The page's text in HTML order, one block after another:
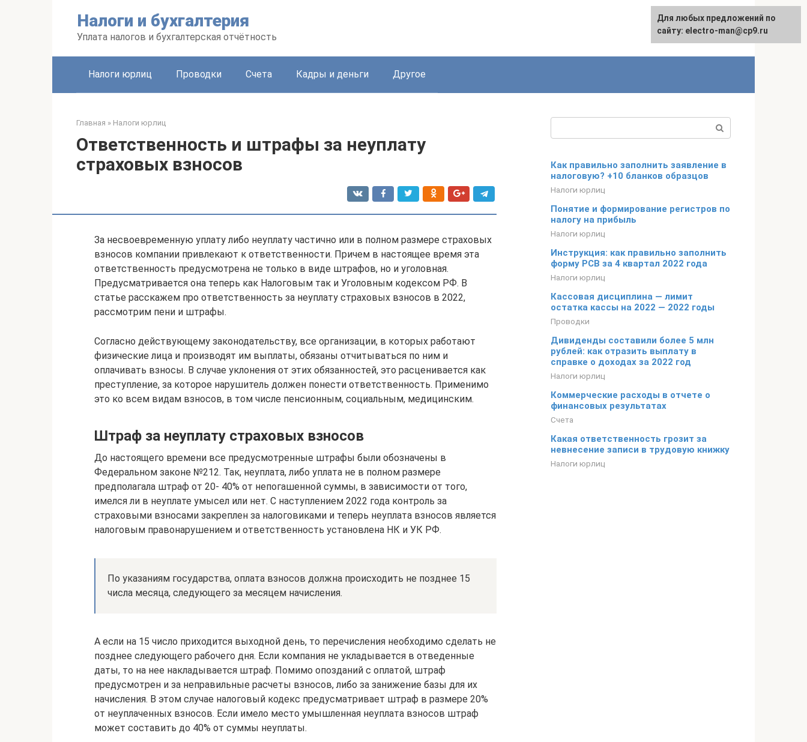
Налоги и бухгалтерия
Уплата налогов и бухгалтерская отчётность
Налоги юрлиц Проводки Счета Кадры и деньги Другое
Главная » Налоги юрлиц
Ответственность и штрафы за неуплату
страховых взносов
За несвоевременную уплату либо неуплату частично или в полном размере страховых
взносов компании привлекают к ответственности. Причем в настоящее время эта
ответственность предусмотрена не только в виде штрафов, но и уголовная.
Предусматривается она теперь как Налоговым так и Уголовным кодексом РФ. В
статье расскажем про ответственность за неуплату страховых взносов в 2022,
рассмотрим пени и штрафы.
Согласно действующему законодательству, все организации, в которых работают
физические лица и производят им выплаты, обязаны отчитываться по ним и
оплачивать взносы. В случае уклонения от этих обязанностей, это расценивается как
преступление, за которое нарушитель должен понести ответственность. Применимо
это ко всем видам взносов, в том числе пенсионным, социальным, медицинским.
Штраф за неуплату страховых взносов
До настоящего времени все предусмотренные штрафы были обозначены в
Федеральном законе №212. Так, неуплата, либо уплата не в полном размере
предполагала штраф от 20- 40% от непогашенной суммы, в зависимости от того,
имелся ли в неуплате умысел или нет. С наступлением 2022 года контроль за
страховыми взносами закреплен за налоговиками и теперь неуплата взносов является
налоговым правонарушением и ответственность установлена НК и УК РФ.
По указаниям государства, оплата взносов должна происходить не позднее 15
числа месяца, следующего за месяцем начисления.
А если на 15 число приходится выходной день, то перечисления необходимо сделать не
позднее следующего рабочего дня. Если компания не укладывается в отведенные
даты, то на нее накладывается штраф. Помимо опозданий с оплатой, штраф
предусмотрен и за неправильные расчеты взносов, либо за занижение базы для их
начисления. В этом случае налоговый кодекс предусматривает штраф в размере 20%
от неуплаченных взносов. Если имело место умышленная неуплата взносов штраф
может составить до 40% от суммы неуплаты.
Как правильно заполнить заявление в
налоговую? +10 бланков образцов
Налоги юрлиц
Понятие и формирование регистров по
налогу на прибыль
Налоги юрлиц
Инструкция: как правильно заполнить
форму РСВ за 4 квартал 2022 года
Налоги юрлиц
Кассовая дисциплина — лимит
остатка кассы на 2022 — 2022 годы
Проводки
Дивиденды составили более 5 млн
рублей: как отразить выплату в
справке о доходах за 2022 год
Налоги юрлиц
Коммерческие расходы в отчете о
финансовых результатах
Счета
Какая ответственность грозит за
невнесение записи в трудовую книжку
Налоги юрлиц
Для любых предложений по
сайту: electro-man@cp9.ru